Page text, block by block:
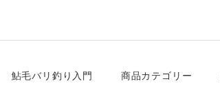
鮎毛バリ釣り入門 商品カテゴリー